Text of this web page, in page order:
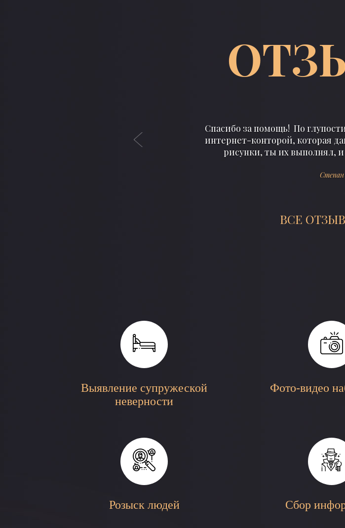
Несколько недель назад у меня
что кто-то следит за мной, а
мою машину и мой
Вячеслав
ВСЕ
Выявление супружеской
неверности
Фото-видео
Розыск людей Сбор